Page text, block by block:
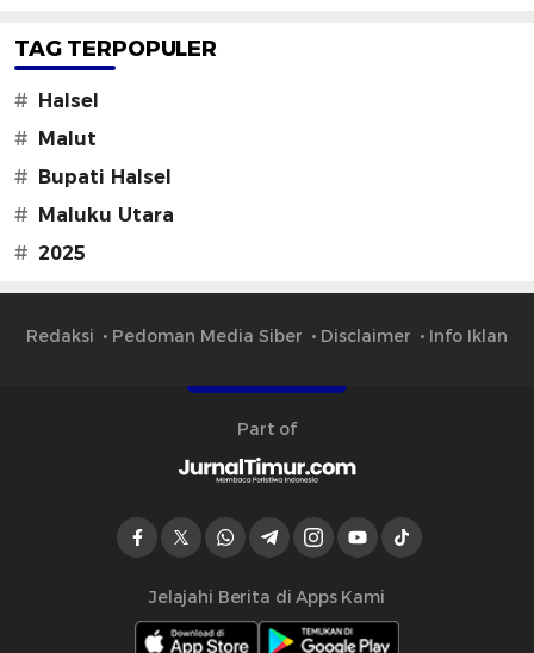
TAG TERPOPULER
#
Halsel
#
Malut
#
Bupati Halsel
#
Maluku Utara
# 2025
Redaksi Pedoman Media Siber Disclaimer Info Iklan
Part of
Jelajahi Berita di Apps Kami